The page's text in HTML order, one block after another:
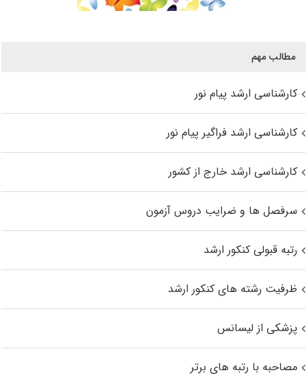
مطالب مهم
کارشناسی ارشد پیام نور
کارشناسی ارشد فراگیر پیام نور
کارشناسی ارشد خارج از کشور
سرفصل ها و ضرایب دروس آزمون
رتبه قبولی کنکور ارشد
ظرفیت رشته های کنکور ارشد
پزشکی از لیسانس
مصاحبه با رتبه های برتر